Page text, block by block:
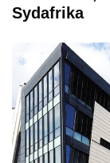
Sydafrika